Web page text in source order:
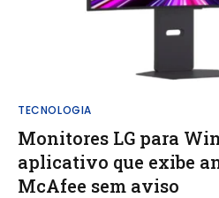
TECNOLOGIA
Monitores LG para
aplicativo que exibe
McAfee sem aviso